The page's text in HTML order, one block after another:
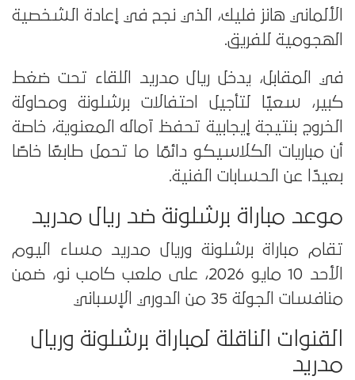
الألماني هانز فليك، الذي نجح في إعادة الشخصية
الهجومية للفريق.
في المقابل، يدخل ريال مدريد اللقاء تحت ضغط
كبير، سعيًا لتأجيل احتفالات برشلونة ومحاولة
الخروج بنتيجة إيجابية تحفظ آماله المعنوية، خاصة
أن مباريات الكلاسيكو دائمًا ما تحمل طابعًا خاصًا
بعيدًا عن الحسابات الفنية.
موعد مباراة برشلونة ضد ريال مدريد
تقام مباراة برشلونة وريال مدريد مساء اليوم
الأحد 10 مايو 2026، على ملعب كامب نو، ضمن
منافسات الجولة 35 من الدوري الإسباني
القنوات الناقلة لمباراة برشلونة وريال
مدريد